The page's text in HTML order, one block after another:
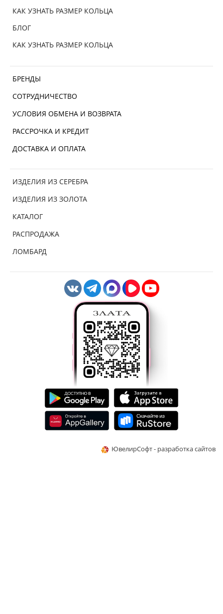
КАК УЗНАТЬ РАЗМЕР КОЛЬЦА
БЛОГ
КАК УЗНАТЬ РАЗМЕР КОЛЬЦА
БРЕНДЫ
СОТРУДНИЧЕСТВО
УСЛОВИЯ ОБМЕНА И ВОЗВРАТА
РАССРОЧКА И КРЕДИТ
ДОСТАВКА И ОПЛАТА
ИЗДЕЛИЯ ИЗ СЕРЕБРА
ИЗДЕЛИЯ ИЗ ЗОЛОТА
КАТАЛОГ
РАСПРОДАЖА
ЛОМБАРД
ЮвелирСофт - разработка сайтов